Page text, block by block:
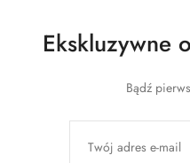
Ekskluzywne
Bądź